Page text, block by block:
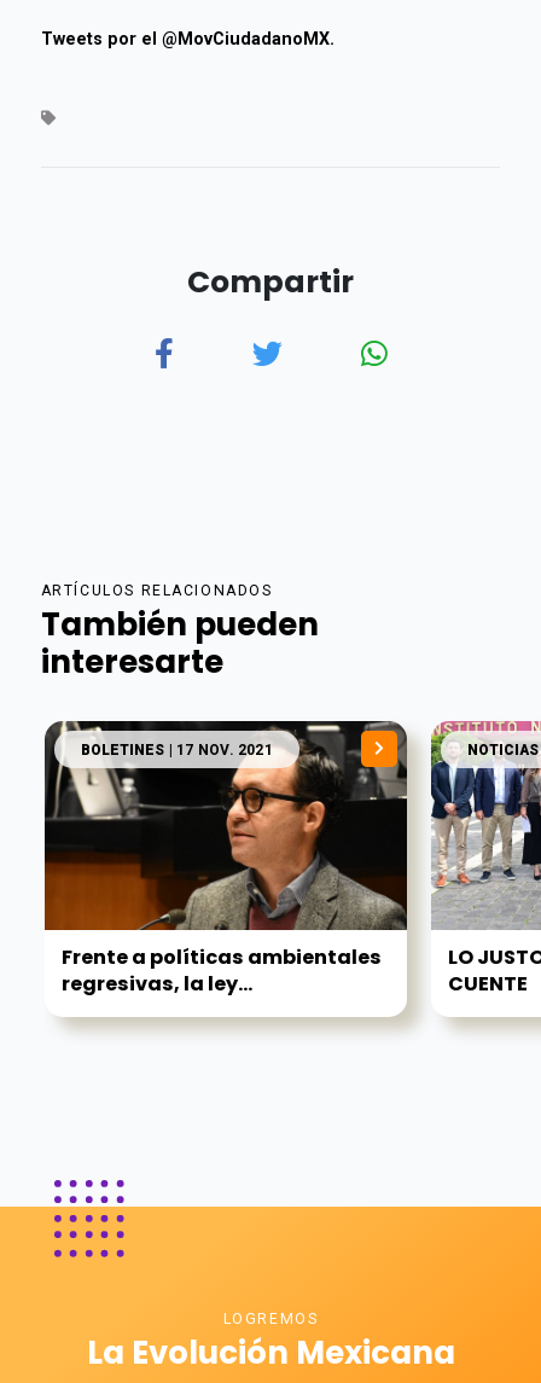
Tweets por el @MovCiudadanoMX.
Compartir
ARTÍCULOS RELACIONADOS
También pueden
interesarte
BOLETINES | 17 NOV. 2021
Frente a políticas ambientales
regresivas, la ley...
NOTICIAS
LO
CUENTE
LOGREMOS
La Evolución Mexicana